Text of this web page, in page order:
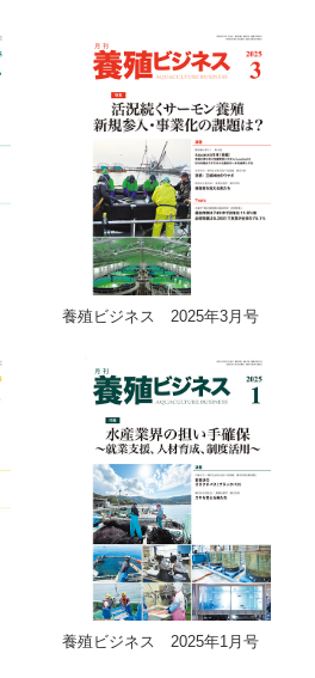
養殖ビジネス 2025年3月号
養殖ビジネス 2025年1月号